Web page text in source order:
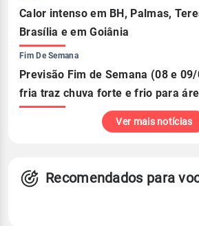
Calor intenso em BH, Palmas,
Brasília e em Goiânia
Fim De Semana
Previsão Fim de Semana (08 e
fria traz chuva forte e frio para
Ver mais notícias
Recomendados para